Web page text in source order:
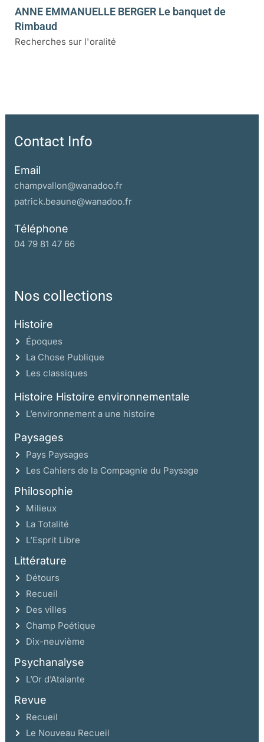
ANNE EMMANUELLE BERGER Le banquet de
Rimbaud
Recherches sur l'oralité
Contact Info
Email
champvallon@wanadoo.fr
patrick.beaune@wanadoo.fr
Téléphone
04 79 81 47 66
Nos collections
Histoire
Époques
La Chose Publique
Les classiques
Histoire Histoire environnementale
L’environnement a une histoire
Paysages
Pays Paysages
Les Cahiers de la Compagnie du Paysage
Philosophie
Milieux
La Totalité
L’Esprit Libre
Littérature
Détours
Recueil
Des villes
Champ Poétique
Dix-neuvième
Psychanalyse
L’Or d’Atalante
Revue
Recueil
Le Nouveau Recueil